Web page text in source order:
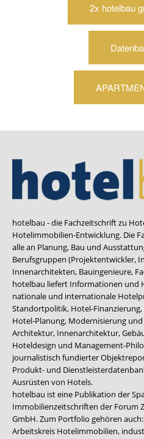
2x hotelbau
hotelbau - die Fachzeitschrift zu
Hotelimmobilien-Entwicklung. Die
alle an Planung, Bau und
Berufsgruppen (Projektentwickler,
Innenarchitekten, Bauingenieure,
hotelbau liefert Informationen und
nationale und internationale
Standortpolitik, Hotel-
Hotel-Planung, Modernisierung
Architektur, Innenarchitektur,
Hoteldesign und Management-
journalistisch fundierter
Produkt- und
Ausrüsten von Hotels.
hotelbau ist eine Publikation der
Immobilienzeitschriften der Forum
GmbH. Zum Portfolio gehören auch:
Arbeitskreis Hotelimmobilien,